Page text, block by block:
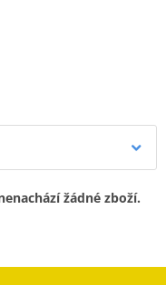
žádné zboží.